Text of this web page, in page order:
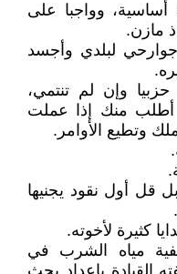
وواجبا على
مازن.
لبلدي وأجسد
وإن لم تنتمي،
أطلب منك إذا عملت
وتطيع الأوامر.
قل أول نقود يجنيها
كثيرة لأخوته.
مياه الشرب في